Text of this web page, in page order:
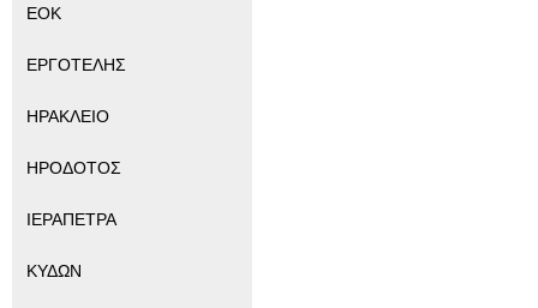
ΕΟΚ
ΕΡΓΟΤΕΛΗΣ
ΗΡΑΚΛΕΙΟ
ΗΡΟΔΟΤΟΣ
ΙΕΡΑΠΕΤΡΑ
ΚΥΔΩΝ